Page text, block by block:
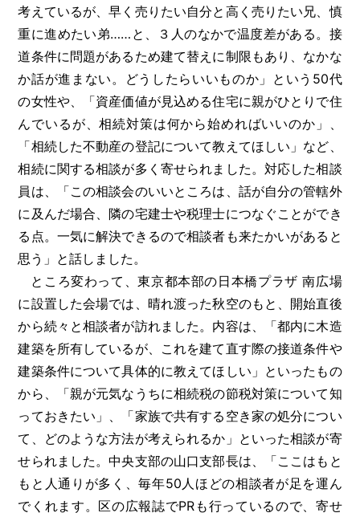
考えているが、早く売りたい自分と高く売りたい兄、慎
重に進めたい弟……と、３人のなかで温度差がある。接
道条件に問題があるため建て替えに制限もあり、なかな
か話が進まない。どうしたらいいものか」という50代
の女性や、「資産価値が見込める住宅に親がひとりで住
んでいるが、相続対策は何から始めればいいのか」、
「相続した不動産の登記について教えてほしい」など、
相続に関する相談が多く寄せられました。対応した相談
員は、「この相談会のいいところは、話が自分の管轄外
に及んだ場合、隣の宅建士や税理士につなぐことができ
る点。一気に解決できるので相談者も来たかいがあると
思う」と話しました。
ところ変わって、東京都本部の日本橋プラザ 南広場
に設置した会場では、晴れ渡った秋空のもと、開始直後
から続々と相談者が訪れました。内容は、「都内に木造
建築を所有しているが、これを建て直す際の接道条件や
建築条件について具体的に教えてほしい」といったもの
から、「親が元気なうちに相続税の節税対策について知
っておきたい」、「家族で共有する空き家の処分につい
て、どのような方法が考えられるか」といった相談が寄
せられました。中央支部の山口支部長は、「ここはもと
もと人通りが多く、毎年50人ほどの相談者が足を運ん
でくれます。区の広報誌でPRも行っているので、寄せ